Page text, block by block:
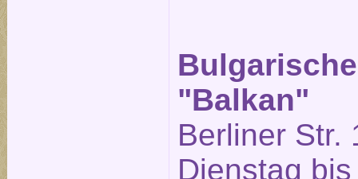
"Balkan"
Berliner Str.
Dienstag